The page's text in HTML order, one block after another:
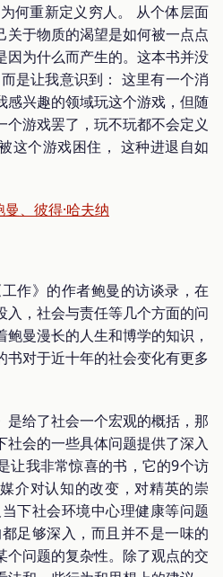
何重新定义穷人。 从个体层面
关于物质的渴望是如何被一点点
因为什么而产生的。这本书并没
是让我意识到： 这里有一个消
感兴趣的领域玩这个游戏，但随
个游戏罢了，玩不玩都不会定义
这个游戏困住， 这种进退自如
、彼得·哈夫纳
作》的作者鲍曼的访谈录，在
入，社会与责任等几个方面的问
曼漫长的人生和博学的知识，
书对于近十年的社会变化有更多
是给了社会一个宏观的概括，那
会的一些具体问题提供了深入
让我非常惊喜的书，它的9个访
介对认知的改变，对精英的崇
下社会环境中心理健康等问题
足够深入，而且并不是一味的
个问题的复杂性。除了观点的交